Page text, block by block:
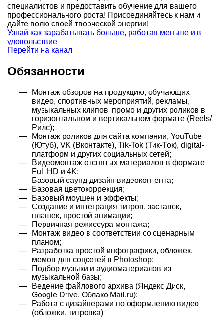
специалистов и предоставить обучение для вашего
профессионального роста! Присоединяйтесь к нам и
дайте волю своей творческой энергии!
Узнай как зарабатывать больше, работая меньше и в
удовольствие
Перейти на канал
Обязанности
Монтаж обзоров на продукцию, обучающих
видео, спортивных мероприятий, рекламы,
музыкальных клипов, промо и других роликов в
горизонтальном и вертикальном формате (Reels/
Рилс);
Монтаж роликов для сайта компании, YouTube
(Ютуб), VK (Вконтакте), Tik-Tok (Тик-Ток), digital-
платформ и других социальных сетей;
Видеомонтаж отснятых материалов в формате
Full HD и 4K;
Базовый саунд-дизайн видеоконтента;
Базовая цветокоррекция;
Базовый моушен и эффекты;
Создание и интеграция титров, заставок,
плашек, простой анимации;
Первичная режиссура монтажа;
Монтаж видео в соответствии со сценарным
планом;
Разработка простой инфографики, обложек,
мемов для соцсетей в Photoshop;
Подбор музыки и аудиоматериалов из
музыкальной базы;
Ведение файлового архива (Яндекс Диск,
Google Drive, Облако Mail.ru);
Работа с дизайнерами по оформлению видео
(обложки, титровка)